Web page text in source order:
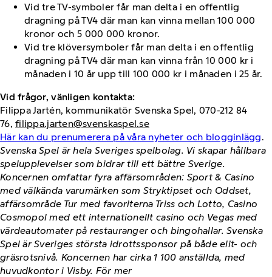
Vid tre TV-symboler får man delta i en offentlig
dragning på TV4 där man kan vinna mellan 100 000
kronor och 5 000 000 kronor.
Vid tre klöversymboler får man delta i en offentlig
dragning på TV4 där man kan vinna från 10 000 kr i
månaden i 10 år upp till 100 000 kr i månaden i 25 år.
Vid frågor, vänligen kontakta:
Filippa Jartén, kommunikatör Svenska Spel, 070-212 84
76,filippa.jarten@svenskaspel.se
Här kan du prenumerera på våra nyheter och blogginlägg.
Svenska Spel är hela Sveriges spelbolag. Vi skapar hållbara
spelupplevelser som bidrar till ett bättre Sverige.
Koncernen omfattar fyra affärsområden: Sport & Casino
med välkända varumärken som Stryktipset och Oddset,
affärsområde Tur med favoriterna Triss och Lotto, Casino
Cosmopol med ett internationellt casino och Vegas med
värdeautomater på restauranger och bingohallar. Svenska
Spel är Sveriges största idrottssponsor på både elit- och
gräsrotsnivå. Koncernen har cirka 1 100 anställda, med
huvudkontor i Visby. För mer